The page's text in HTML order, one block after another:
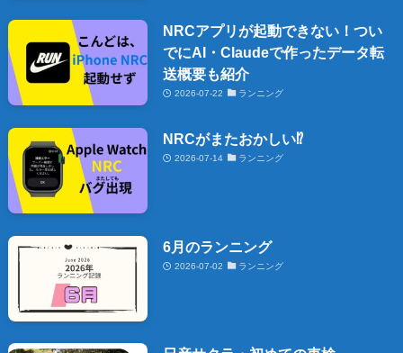
NRCアプリが起動できない！つい
でにAI・Claudeで作ったデータ転
送概要も紹介
2026-07-22 ランニング
NRCがまたおかしい⁉️
2026-07-14 ランニング
6月のランニング
2026-07-02 ランニング